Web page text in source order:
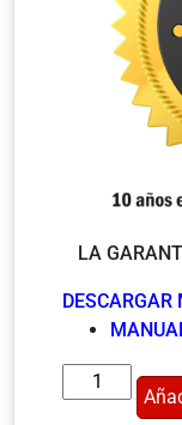
LA
DESCARGAR